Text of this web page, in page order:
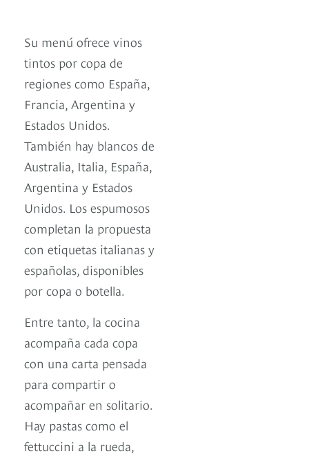
Su menú ofrece vinos
tintos por copa de
regiones como España,
Francia, Argentina y
Estados Unidos.
También hay blancos de
Australia, Italia, España,
Argentina y Estados
Unidos. Los espumosos
completan la propuesta
con etiquetas italianas y
españolas, disponibles
por copa o botella.
Entre tanto, la cocina
acompaña cada copa
con una carta pensada
para compartir o
acompañar en solitario.
Hay pastas como el
fettuccini a la rueda,